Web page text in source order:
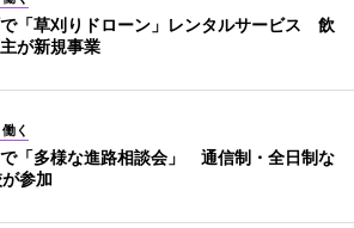
「草刈りドローン」レンタルサービス 飲
が新規事業
く
「多様な進路相談会」 通信制・全日制な
が参加